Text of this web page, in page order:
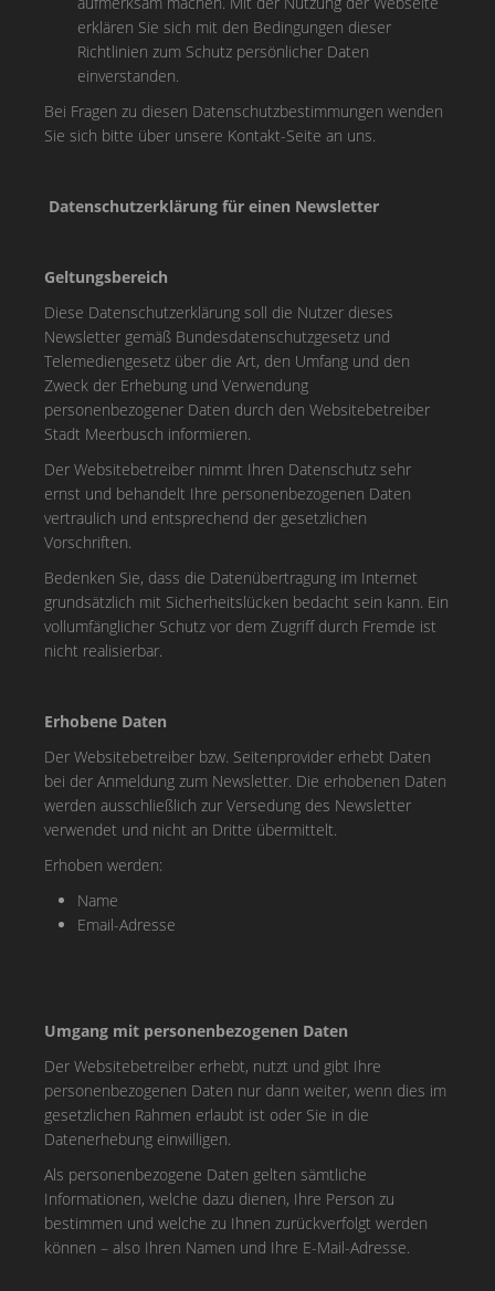
erklären Sie sich mit den Bedingungen dieser
Richtlinien zum Schutz persönlicher Daten
einverstanden.
Bei Fragen zu diesen Datenschutzbestimmungen wenden
Sie sich bitte über unsere Kontakt-Seite an uns.
Datenschutzerklärung für einen Newsletter
Geltungsbereich
Diese Datenschutzerklärung soll die Nutzer dieses
Newsletter gemäß Bundesdatenschutzgesetz und
Telemediengesetz über die Art, den Umfang und den
Zweck der Erhebung und Verwendung
personenbezogener Daten durch den Websitebetreiber
Stadt Meerbusch informieren.
Der Websitebetreiber nimmt Ihren Datenschutz sehr
ernst und behandelt Ihre personenbezogenen Daten
vertraulich und entsprechend der gesetzlichen
Vorschriften.
Bedenken Sie, dass die Datenübertragung im Internet
grundsätzlich mit Sicherheitslücken bedacht sein kann. Ein
vollumfänglicher Schutz vor dem Zugriff durch Fremde ist
nicht realisierbar.
Erhobene Daten
Der Websitebetreiber bzw. Seitenprovider erhebt Daten
bei der Anmeldung zum Newsletter. Die erhobenen Daten
werden ausschließlich zur Versedung des Newsletter
verwendet und nicht an Dritte übermittelt.
Erhoben werden:
Name
Email-Adresse
Umgang mit personenbezogenen Daten
Der Websitebetreiber erhebt, nutzt und gibt Ihre
personenbezogenen Daten nur dann weiter, wenn dies im
gesetzlichen Rahmen erlaubt ist oder Sie in die
Datenerhebung einwilligen.
Als personenbezogene Daten gelten sämtliche
Informationen, welche dazu dienen, Ihre Person zu
bestimmen und welche zu Ihnen zurückverfolgt werden
können – also Ihren Namen und Ihre E-Mail-Adresse.